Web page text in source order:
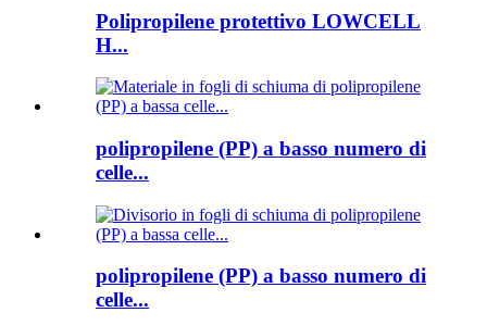
Polipropilene protettivo LOWCELL
H...
polipropilene (PP) a basso numero di
celle...
polipropilene (PP) a basso numero di
celle...